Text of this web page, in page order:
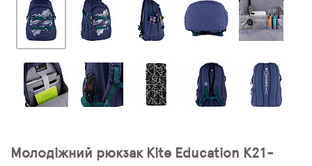
Молодіжний рюкзак Kite Education K21-